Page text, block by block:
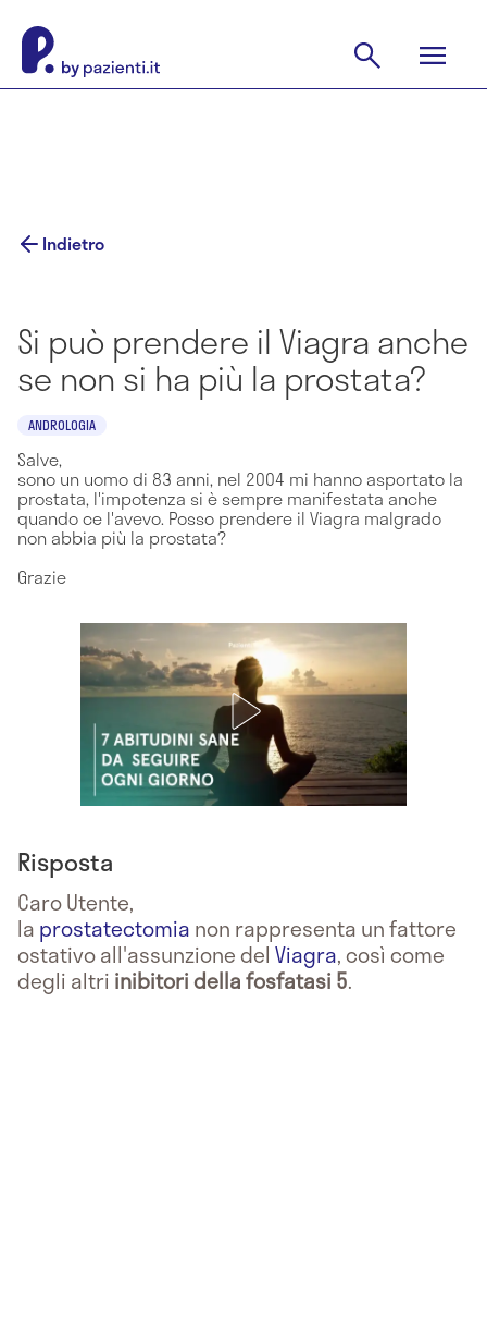
Indietro
Si può prendere il Viagra anche
se non si ha più la prostata?
ANDROLOGIA
Salve,
sono un uomo di 83 anni, nel 2004 mi hanno asportato la
prostata, l'impotenza si è sempre manifestata anche
quando ce l'avevo. Posso prendere il Viagra malgrado
non abbia più la prostata?
Grazie
Risposta
Caro Utente,
la prostatectomia non rappresenta un fattore
ostativo all'assunzione del Viagra, così come
degli altri inibitori della fosfatasi 5.